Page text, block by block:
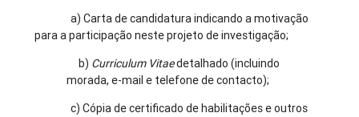
a) Carta de candidatura indicando a motivação
para a participação neste projeto de investigação;
b) Curriculum Vitaedetalhado (incluindo
morada, e-mail e telefone de contacto);
c) Cópia de certificado de habilitações e outros